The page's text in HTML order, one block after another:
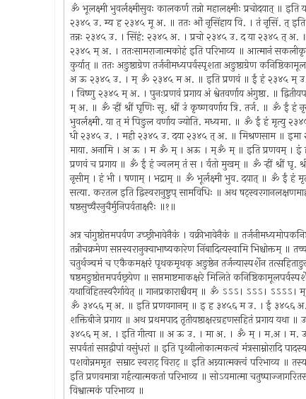
ॐ भूलक्ष्मी भुवर्लक्ष्मीसुवः कालकर्ण तन्नो महालक्ष्मीः प्रचोदयात्
२३४५ उ. म्य ह २३४५ मू अ. ॥ ततः ओं नृसिंहाय वि. । तं नृसिं. त्
तन्नः २३४५ उ. । सिंहं: २३४५ अ. । प्रचो २३४५ उ. द या २३४५ त्
२३४५ म् अ. । ततःसामराजात्मकोहं इति परिभाव्य ॥ आत्मानं
कुर्यात् ॥ ततः अङुष्ठाग्रेण तर्जनीमध्यपर्वस्पृशता अङुष्ठाग्रेण
अ ऊ २३४५ उ. । म् ॐ २३४५ म अ. ॥ इति प्रणवं ॥ ईं हं २३४५ म् उ.
। विष्णु २३४५ म् अ. । पुनःप्रणवं प्रगाय अं श्वेतवर्णाय अंगुष्ठा. ॥
म् अ. ॥ ॐ र्‍हीं श्रीं घृणिः सू. श्रीं उं कृष्णवर्णाय त्रि. तर्ज. ॥ ॐ
भुवर्लक्ष्मी. या त् मं पिङुल वर्णाय ज्योति. मध्यमा. ॥ ॐ ईं हं
धी २३४५ उ. । मही २३४५ उ. दया २३४५ त् अ. ॥ मिश्रणसाम ॥
माया. अनामि । अ ऊ । म ॐ म् । अऊ । म्ॐ म् ॥ इति प्रणवम् । इं हं
प्रणवं च प्रगाय ॥ ॐ ईं हं ज्वलम् तं स । र्वतो मुखम् ॥ ॐ र्‍हीं श्रीं घृ. श्रीं
नृसीम् । हं भी । षणाम् । भद्राम् ॥ ॐ भूर्लक्ष्मी भुव. दयात् ॥ ॐ ईं हं
सत्या. करतल इति द्विस्वरानुष्टुप् सामविधिः ॥ अथ
षष्ठसुच्चैरनुचैर्मुनिपर्वताक्षरैः ॥१॥
अत्र चांगुष्ठोत्तमपर्वण उच्छ्रीभावेनैकं । वक्रीभावेनैकं ॥
तन्नीचक्रमेण सप्तस्वरानुक्वाभाष्यकारेण निंबादित्यस्वामि भिश्चोक्तम् ॥
चतुर्थञ्चमं च एकैकमक्षरं पृथक‍मृथक् अङुष्ठेन तर्जन्यास्पर्शेन
षष्ठमङुष्ठोत्तमपर्वछ्रयेण ॥ सप्तमाष्टमाकक्षरे मिलिते
यथाविहितस्वरैर्गायेत् ॥ गानप्रकाराश्चैवम् ॥ ॐ ऽऽऽ। ऽऽऽ।
ॐ ३४५६ म् अ. ॥ इति प्रणवगानम् ॥ इ ह ३४५६ म उ. । ईं ३४५६
शक्तिबीजे प्रगाय ॥ अथ प्रथमपाद तृतीयष्ठाक्षरग्रहणसहितं प्रगाय
३४५६ म् अ. । इति गीत्वा ॥ अ ऊ उ. । मा अ. । ॐ म् । म.अ । म. उ
सपर्वतां सप्तद्वीपां वसुंधरां ॥ इति पृथ्वीलोकात्मकत्वं मंत्रसाम्नोरादि
पशवोन्नममृत सम्राट स्वराट्‍ विराट्‍ ॥ इति अग्न्यात्मक्त्वं परिभाव्य ॥ तस्य
इति प्रणवमात्रा गर्हत्यात्मकतां परिभाव्य ॥ सोऽयमात्मा
विश्वात्मकं परिभाव्य ॥